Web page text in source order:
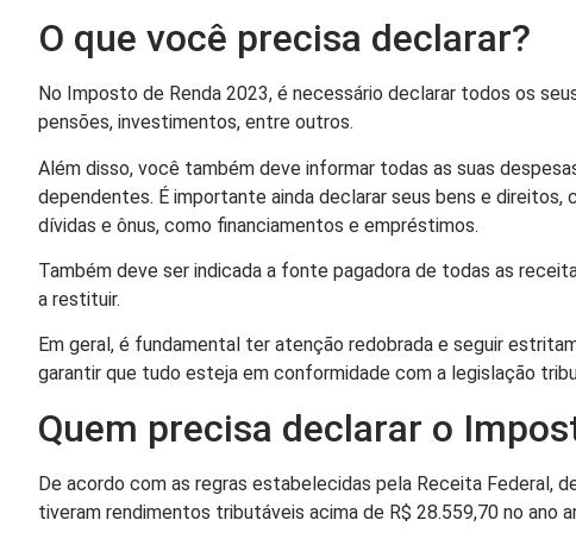
O que você precisa declarar?
No Imposto de Renda 2023, é necessário declarar todos os
pensões, investimentos, entre outros.
Além disso, você também deve informar todas as suas
dependentes. É importante ainda declarar seus bens e
dívidas e ônus, como financiamentos e empréstimos.
Também deve ser indicada a fonte pagadora de todas as
a restituir.
Em geral, é fundamental ter atenção redobrada e seguir
garantir que tudo esteja em conformidade com a legislação
Quem precisa declarar o
De acordo com as regras estabelecidas pela Receita Federal,
tiveram rendimentos tributáveis acima de R$ 28.559,70 no ano